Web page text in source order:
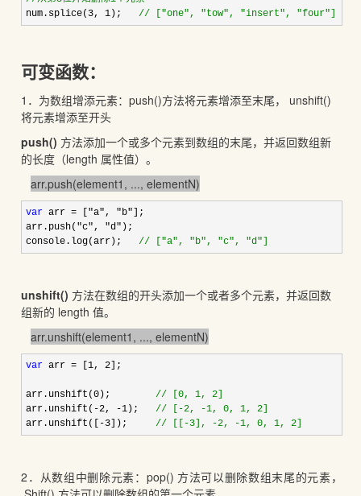
num.splice(3, 1); // ["one", "tow", "insert", "four"]
可变函数：
1．为数组增添元素：push()方法将元素增添至末尾， unshift()
将元素增添至开头
push() 方法添加一个或多个元素到数组的末尾，并返回数组新
的长度（length 属性值）。
arr.push(element1, ..., elementN)
var arr = ["a", "b" ];
arr.push( "c", "d" );
console.log(arr); // ["a", "b", "c", "d"]
unshift() 方法在数组的开头添加一个或者多个元素，并返回数
组新的 length 值。
arr.unshift(element1, ..., elementN)
var arr = [1, 2 ];
arr.unshift(0); // [0, 1, 2]
arr.unshift(-2, -1); // [-2, -1, 0, 1, 2]
arr.unshift([-3]); // [[-3], -2, -1, 0, 1, 2]
2．从数组中删除元素：pop() 方法可以删除数组末尾的元素，